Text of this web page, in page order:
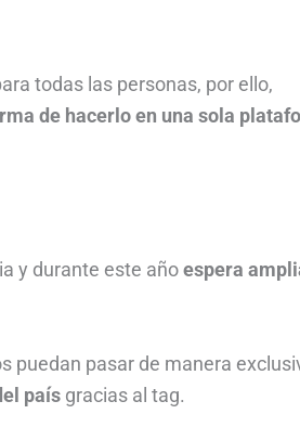
todas las personas, por ello,
de hacerlo en una sola
y durante este añoespera
puedan pasar de manera
país gracias al tag.